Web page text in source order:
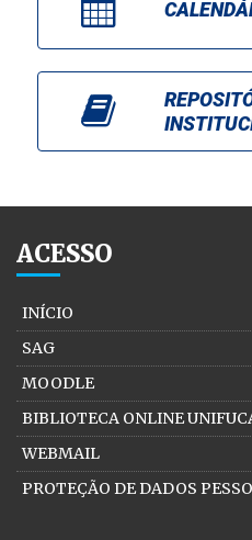
ACESSO
INÍCIO
SAG
MOODLE
BIBLIOTECA ONLINE
WEBMAIL
PROTEÇÃO DE DADOS